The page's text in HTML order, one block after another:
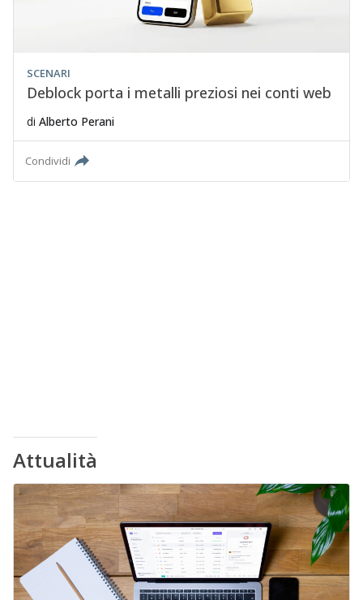
SCENARI
Deblock porta i metalli preziosi nei conti web
di Alberto Perani
Condividi
Attualità